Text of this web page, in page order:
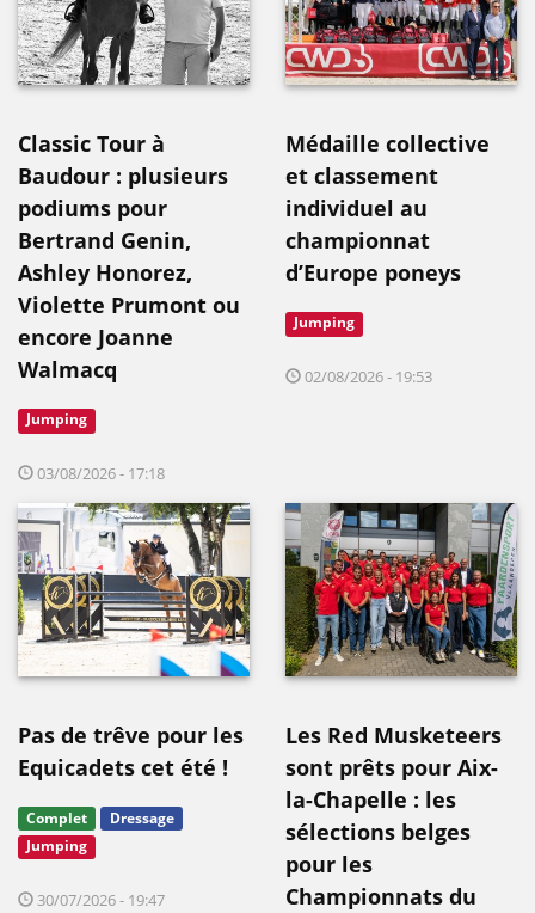
Classic Tour à
Baudour : plusieurs
podiums pour
Bertrand Genin,
Ashley Honorez,
Violette Prumont ou
encore Joanne
Walmacq
Jumping
03/08/2026 - 17:18
Médaille collective
et classement
individuel au
championnat
d’Europe poneys
Jumping
02/08/2026 - 19:53
Pas de trêve pour les
Equicadets cet été !
Complet
Dressage
Jumping
30/07/2026 - 19:47
Les Red Musketeers
sont prêts pour Aix-
la-Chapelle : les
sélections belges
pour les
Championnats du